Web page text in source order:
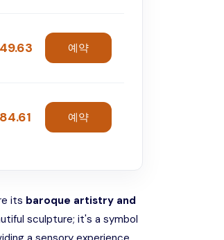
예약
예약
its baroque artistry and
sculpture; it's a symbol